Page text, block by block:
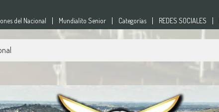
del Nacional Mundialito Senior Categorías REDES SOCIALES